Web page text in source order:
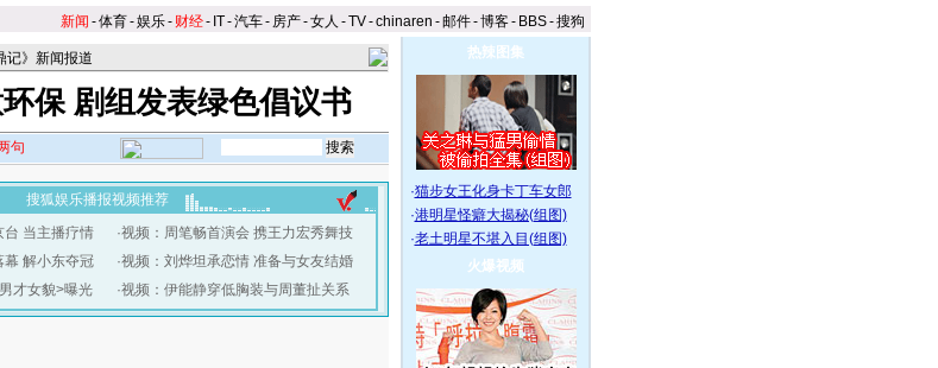
新闻 -体育-娱乐- 财经- IT-汽车- 房产-女人 -TV-chinaren -邮件-博客- BBS-搜狗
记》新闻报道
保 剧组发表绿色倡议书
句
搜狐娱乐播报视频推荐
当主播疗情
解小东夺冠
才女貌>曝光
·视频：周笔畅首演会 携王力宏秀舞技
·视频：刘烨坦承恋情 准备与女友结婚
·视频：伊能静穿低胸装与周董扯关系
热辣图集
·猫步女王化身卡丁车女郎
·港明星怪癖大揭秘(组图)
·老土明星不堪入目(组图)
火爆视频